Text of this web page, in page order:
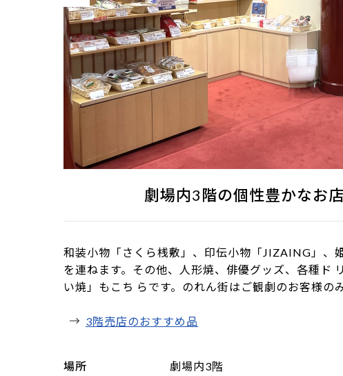
劇場内3階の個性豊かなお
和装小物「さくら桟敷」、印伝小物「JIZAING」、
を連ねます。その他、人形焼、俳優グッズ、各種ド
い焼」もこち らです。のれん街はご観劇のお客様の
3階売店のおすすめ品
場所 劇場内3階